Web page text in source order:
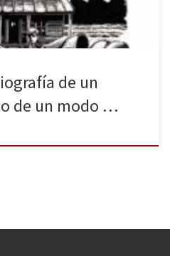
de un
de un modo …